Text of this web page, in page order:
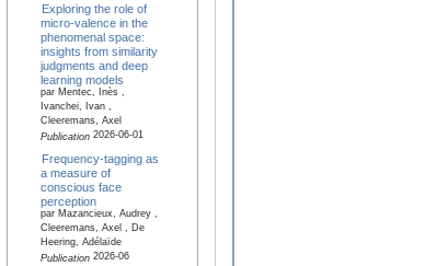
Exploring the role of
micro-valence in the
phenomenal space:
insights from similarity
judgments and deep
learning models
par Mentec, Inès ,
Ivanchei, Ivan ,
Cleeremans, Axel
Publication2026-06-01
Frequency-tagging as
a measure of
conscious face
perception
par Mazancieux, Audrey ,
Cleeremans, Axel , De
Heering, Adélaïde
Publication2026-06